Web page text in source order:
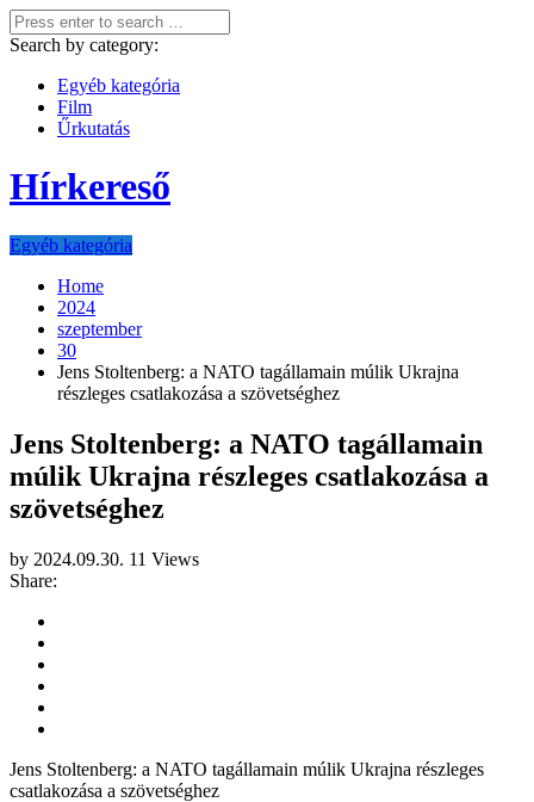
Search by category:
Egyéb kategória
Film
Űrkutatás
Hírkereső
Egyéb kategória
Home
2024
szeptember
30
Jens Stoltenberg: a NATO tagállamain múlik Ukrajna
részleges csatlakozása a szövetséghez
Jens Stoltenberg: a NATO tagállamain
múlik Ukrajna részleges csatlakozása a
szövetséghez
by 2024.09.30. 11 Views
Share:
Jens Stoltenberg: a NATO tagállamain múlik Ukrajna részleges
csatlakozása a szövetséghez